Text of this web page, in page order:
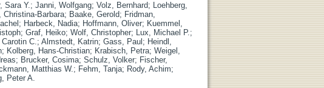
Sara Y.; Janni, Wolfgang; Volz, Bernhard; Loehberg,
Christina-Barbara; Baake, Gerold; Fridman,
; Harbeck, Nadia; Hoffmann, Oliver; Kuemmel,
; Graf, Heiko; Wolf, Christopher; Lux, Michael P.;
Carotin C.; Almstedt, Katrin; Gass, Paul ; Heindl,
; Kolberg, Hans-Christian; Krabisch, Petra; Weigel,
; Brucker, Cosima; Schulz, Volker; Fischer,
Matthias W.; Fehm, Tanja; Rody, Achim;
Peter A.